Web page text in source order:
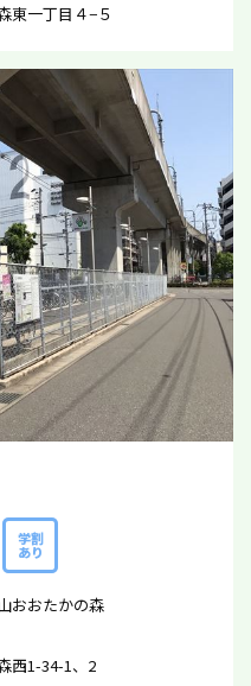
東一丁目４−５
学割
あり
おおたかの森
西1-34-1、2